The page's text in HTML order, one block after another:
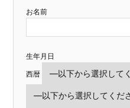
お名前
生年月日
西暦